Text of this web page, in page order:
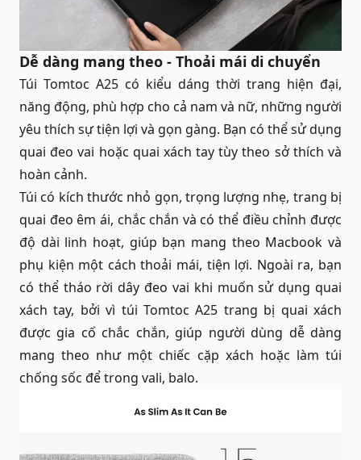
Dễ dàng mang theo - Thoải mái di chuyển
Túi Tomtoc A25 có kiểu dáng thời trang hiện đại,
năng động, phù hợp cho cả nam và nữ, những người
yêu thích sự tiện lợi và gọn gàng. Bạn có thể sử dụng
quai đeo vai hoặc quai xách tay tùy theo sở thích và
hoàn cảnh.
Túi có kích thước nhỏ gọn, trọng lượng nhẹ, trang bị
quai đeo êm ái, chắc chắn và có thể điều chỉnh được
độ dài linh hoạt, giúp bạn mang theo Macbook và
phụ kiện một cách thoải mái, tiện lợi. Ngoài ra, bạn
có thể tháo rời dây đeo vai khi muốn sử dụng quai
xách tay, bởi vì túi Tomtoc A25 trang bị quai xách
được gia cố chắc chắn, giúp người dùng dễ dàng
mang theo như một chiếc cặp xách hoặc làm túi
chống sốc để trong vali, balo.